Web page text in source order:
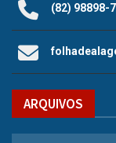
(82) 98898-
ARQUIVOS